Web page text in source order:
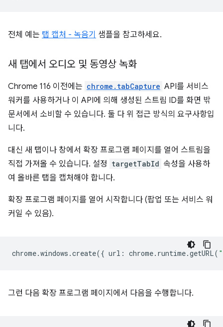
전체 예는 탭 캡처 - 녹음기 샘플을 참고하세요.
새 탭에서 오디오 및 동영상 녹화
Chrome 116 이전에는 chrome.tabCapture API를 서비스
워커를 사용하거나 이 API에 의해 생성된 스트림 ID를 화면 밖
문서에서 소비할 수 있습니다. 둘 다 위 접근 방식의 요구사항입
니다.
대신 새 탭이나 창에서 확장 프로그램 페이지를 열어 스트림을
직접 가져올 수 있습니다. 설정 targetTabId 속성을 사용하
여 올바른 탭을 캡처해야 합니다.
확장 프로그램 페이지를 열어 시작합니다 (팝업 또는 서비스 워
커일 수 있음).
chrome.windows .create({ url : chrome. runtime.getURL(
그런 다음 확장 프로그램 페이지에서 다음을 수행합니다.